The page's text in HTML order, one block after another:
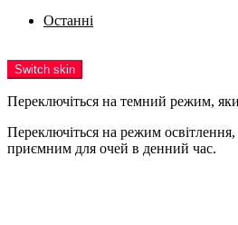
Останні
Switch skin
Переключіться на темний режим,
Переключіться на режим
приємним для очей в денний час.